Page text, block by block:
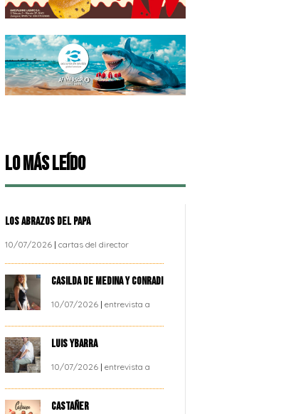
Lo más leído
LOS ABRAZOS DEL PAPA
10/07/2026 |cartas del director
CASILDA DE MEDINA Y CONRADI
10/07/2026 |entrevista a
LUIS YBARRA
10/07/2026 |entrevista a
CASTAÑER